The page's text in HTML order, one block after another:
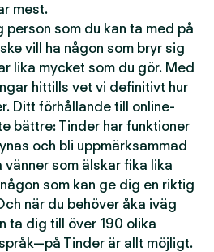
mest.
person som du kan ta med på
vill ha någon som bryr sig
lika mycket som du gör. Med
hittills vet vi definitivt hur
Ditt förhållande till online-
bättre: Tinder har funktioner
och bli uppmärksammad
vänner som älskar fika lika
som kan ge dig en riktig
när du behöver åka iväg
ta dig till över 190 olika
Tinder är allt möjligt.